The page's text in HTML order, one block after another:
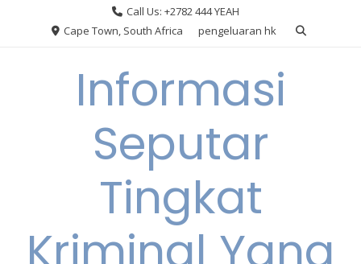
Call Us: +2782 444 YEAH
Cape Town, South Africa
pengeluaran hk
Informasi
Seputar
Tingkat